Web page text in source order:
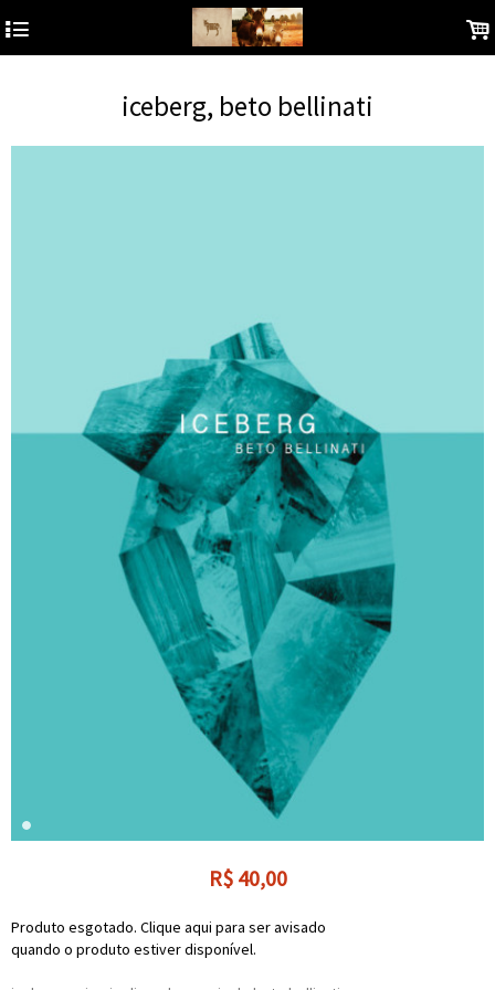
4 .
iceberg, beto bellinati
R$ 40,00
Produto esgotado. Clique aqui para ser avisado
quando o produto estiver disponível.